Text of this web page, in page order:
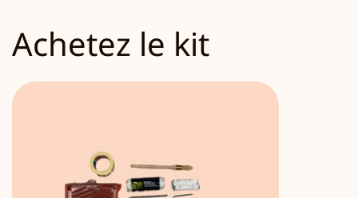
Achetez le kit